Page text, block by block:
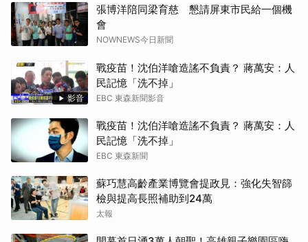
張博洋陪同梁育慈 懇請屏東市民給一個機
會
NOWNEWS今日新聞
影音
戰疫苗！沈伯洋嗆造謠不負責？ 蔣萬安：人
民記憶「洗不掉」
EBC 東森新聞影音
戰疫苗！沈伯洋嗆造謠不負責？ 蔣萬安：人
民記憶「洗不掉」
EBC 東森新聞
蘇巧慧高齡產業博覽會提政見：強化失智篩
檢與提高長照補助到24萬
太報